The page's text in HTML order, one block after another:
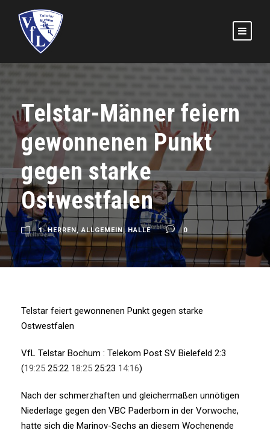
Telstar-Männer feiern
gewonnenen Punkt
gegen starke
Ostwestfalen
1. HERREN, ALLGEMEIN, HALLE 0
Telstar feiert gewonnenen Punkt gegen starke
Ostwestfalen
VfL Telstar Bochum : Telekom Post SV Bielefeld 2:3
(19:25 25:22 18:25 25:23 14:16)
Nach der schmerzhaften und gleichermaßen unnötigen
Niederlage gegen den VBC Paderborn in der Vorwoche,
hatte sich die Marinov-Sechs an diesem Wochenende